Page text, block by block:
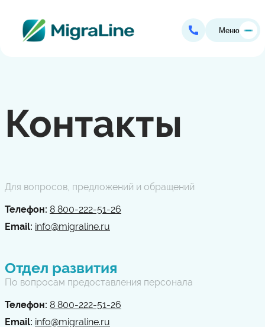
Меню
Контакты
Для вопросов, предложений и обращений
Телефон: 8 800-222-51-26
Email: info@migraline.ru
Отдел развития
По вопросам предоставления персонала
Телефон: 8 800-222-51-26
Email: info@migraline.ru